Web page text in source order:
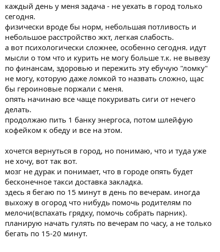
каждый день у меня задача - не уехать в город только
сегодня.
физически вроде бы норм, небольшая потливость и
небольшое расстройство жкт, легкая слабость.
а вот психологически сложнее, особенно сегодня. идут
мысли о том что и курить не могу больше т.к. не вывезу
по финансам, здоровью и пережить эту ебучую "ломку"
не могу, которую даже ломкой то назвать сложно, щас
бы героиновые поржали с меня.
опять начинаю все чаще покуривать сиги от нечего
делать.
продолжаю пить 1 банку энергоса, потом шлейфую
кофейком к обеду и все на этом.
хочется вернуться в город, но понимаю, что и туда уже
не хочу, вот так вот.
мозг не дурак и понимает, что в городе опять будет
бесконечное такси доставка закладка.
здесь я бегаю по 15 минут в день по вечерам. иногда
выхожу в огород что нибудь помочь родителям по
мелочи(вспахать грядку, помочь собрать парник).
планирую начать гулять по вечерам по часу, а не только
бегать по 15-20 минут.